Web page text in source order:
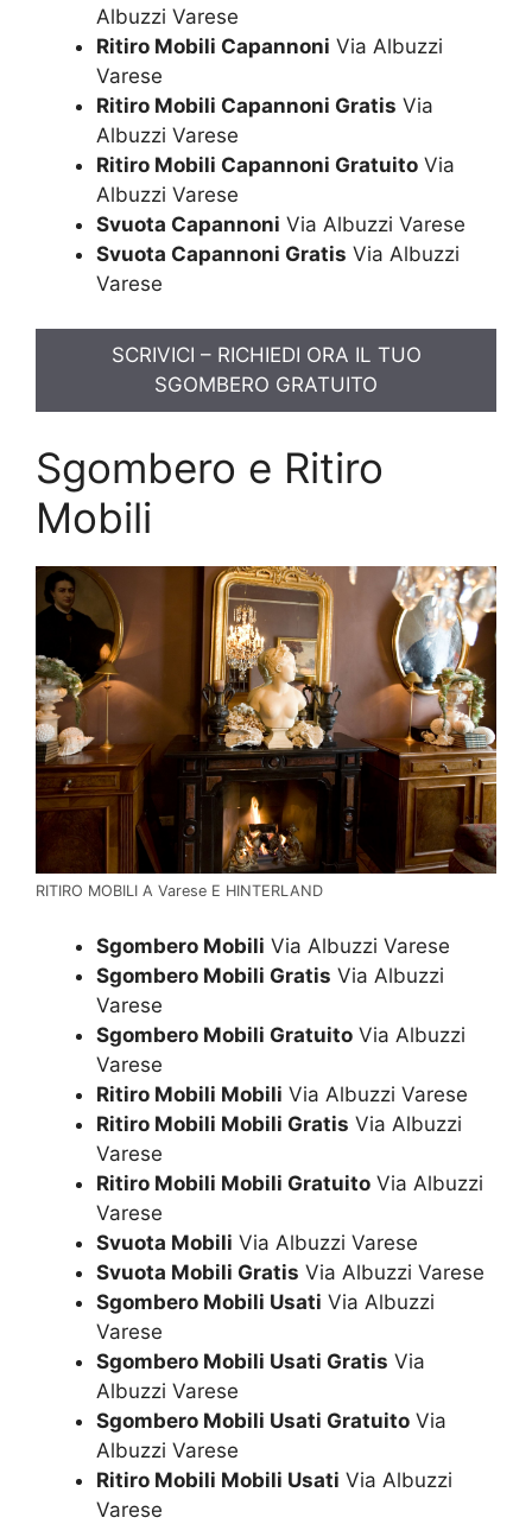
Albuzzi Varese
Ritiro Mobili Capannoni Via Albuzzi
Varese
Ritiro Mobili Capannoni Gratis Via
Albuzzi Varese
Ritiro Mobili Capannoni Gratuito Via
Albuzzi Varese
Svuota Capannoni Via Albuzzi Varese
Svuota Capannoni Gratis Via Albuzzi
Varese
SCRIVICI – RICHIEDI ORA IL TUO
SGOMBERO GRATUITO
Sgombero e Ritiro
Mobili
RITIRO MOBILI A Varese E HINTERLAND
Sgombero Mobili Via Albuzzi Varese
Sgombero Mobili Gratis Via Albuzzi
Varese
Sgombero Mobili Gratuito Via Albuzzi
Varese
Ritiro Mobili Mobili Via Albuzzi Varese
Ritiro Mobili Mobili Gratis Via Albuzzi
Varese
Ritiro Mobili Mobili Gratuito Via Albuzzi
Varese
Svuota Mobili Via Albuzzi Varese
Svuota Mobili Gratis Via Albuzzi Varese
Sgombero Mobili Usati Via Albuzzi
Varese
Sgombero Mobili Usati Gratis Via
Albuzzi Varese
Sgombero Mobili Usati Gratuito Via
Albuzzi Varese
Ritiro Mobili Mobili Usati Via Albuzzi
Varese